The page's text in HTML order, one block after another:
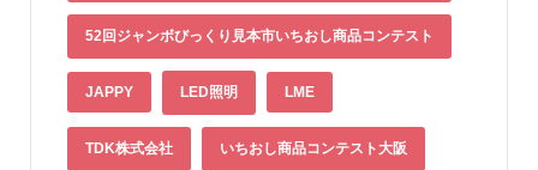
52回ジャンボびっくり見本市いちおし商品コンテスト
JAPPY LED照明 LME
TDK株式会社 いちおし商品コンテスト大阪